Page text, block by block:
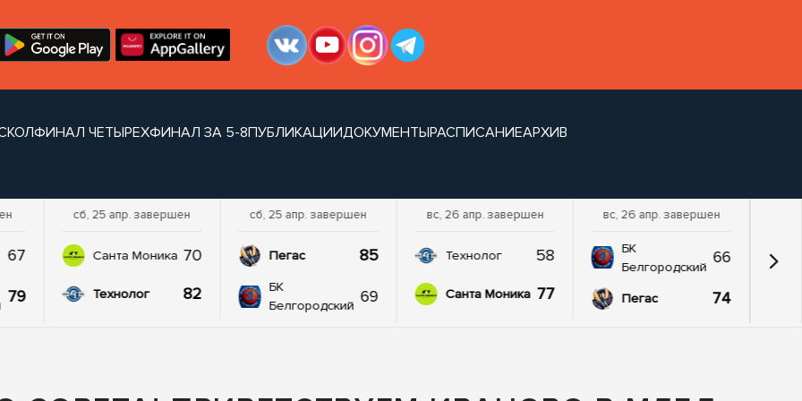
ФИНАЛ ЧЕТЫРЕХФИНАЛ ЗА 5-8ПУБЛИКАЦИИДОКУМЕНТЫРАСПИСАНИЕАРХИВ
67
79
сб, 25 апр. завершен
Санта Моника 70
Технолог 82
сб, 25 апр. завершен
Пегас 85
БК
Белгородский 69
вс, 26 апр. завершен
Технолог 58
Санта Моника 77
вс, 26 апр. завершен
БК
Белгородский 66
Пегас 74